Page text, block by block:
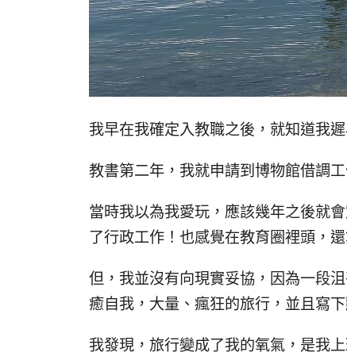
我早在我確定入教職之後，就知道我
教書第二年，我就申請到博物館借調
當時我以為我愛玩，應該幾年之後就
了行政工作！也感覺在教育圈裡頭，
但，我並沒有向現實妥協，因為一段
癒自我，大量、瘋狂的旅行，並且寫
我發現，旅行變成了我的氧氣，是我